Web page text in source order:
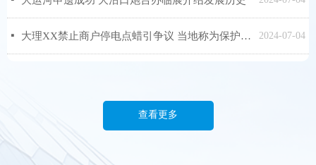
2024-07-04
넷 大理XX禁止商户停电点蜡引争议 当地称为保护XX
查看更多